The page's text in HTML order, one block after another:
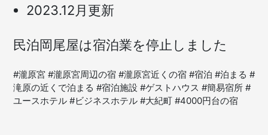
2023.12月更新
民泊岡尾屋は宿泊業を停止しました
#瀧原宮 #瀧原宮周辺の宿 #瀧原宮近くの宿 #宿泊 #泊まる #
滝原の近くで泊まる #宿泊施設 #ゲストハウス #簡易宿所 #
ユースホテル #ビジネスホテル #大紀町 #4000円台の宿